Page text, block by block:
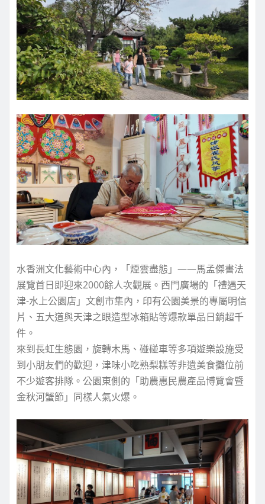
水香洲文化藝術中心內，「煙雲盡態」——馬孟傑書法
展覽首日即迎來2000餘人次觀展。西門廣場的「禮遇天
津-水上公園店」文創市集內，印有公園美景的專屬明信
片、五大道與天津之眼造型冰箱貼等爆款單品日銷超千
件。
來到長虹生態園，旋轉木馬、碰碰車等多項遊樂設施受
到小朋友們的歡迎，津味小吃熟梨糕等非遺美食攤位前
不少遊客排隊。公園東側的「助農惠民農產品博覽會暨
金秋河蟹節」同樣人氣火爆。